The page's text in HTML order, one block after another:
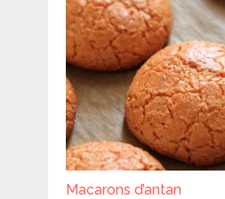
Macarons d’antan